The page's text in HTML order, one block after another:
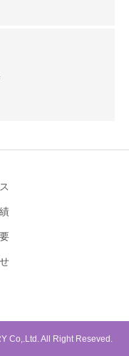
Co,.Ltd. All Right Reseved.